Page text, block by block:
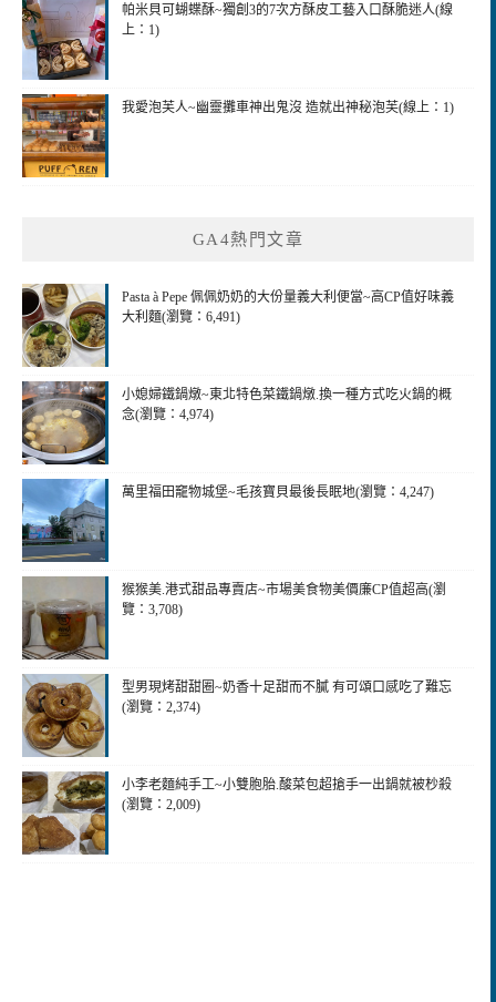
帕米貝可蝴蝶酥~獨創3的7次方酥皮工藝入口酥脆迷人(線
上：1)
我愛泡芙人~幽靈攤車神出鬼沒 造就出神秘泡芙(線上：1)
GA4熱門文章
Pasta à Pepe 佩佩奶奶的大份量義大利便當~高CP值好味義
大利麵(瀏覽：6,491)
小媳婦鐵鍋燉~東北特色菜鐵鍋燉.換一種方式吃火鍋的概
念(瀏覽：4,974)
萬里福田竉物城堡~毛孩寶貝最後長眠地(瀏覽：4,247)
猴猴美.港式甜品專賣店~市場美食物美價廉CP值超高(瀏
覽：3,708)
型男現烤甜甜圈~奶香十足甜而不膩 有可頌口感吃了難忘
(瀏覽：2,374)
小李老麵純手工~小雙胞胎.酸菜包超搶手一出鍋就被杪殺
(瀏覽：2,009)